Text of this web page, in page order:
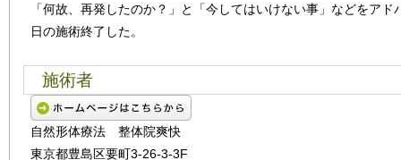
「何故、再発したのか？」と「今してはいけない事」などをアド
日の施術終了した。
施術者
自然形体療法 整体院爽快
東京都豊島区要町3-26-3-3F